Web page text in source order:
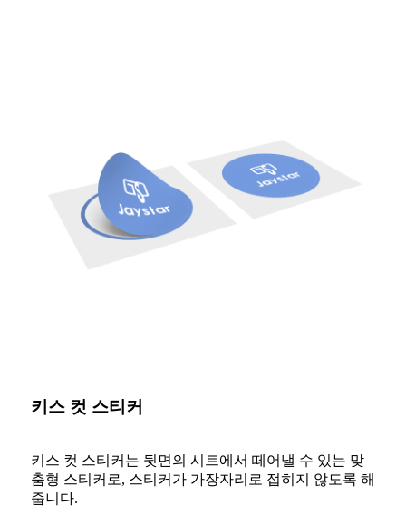
키스 컷 스티커
키스 컷 스티커는 뒷면의 시트에서 떼어낼 수 있는 맞
춤형 스티커로, 스티커가 가장자리로 접히지 않도록 해
줍니다.